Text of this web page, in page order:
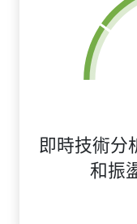
即時技術分
和振